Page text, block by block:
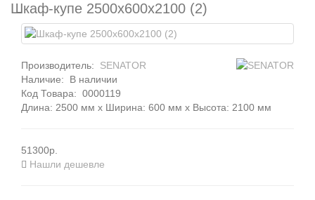
Шкаф-купе 2500x600x2100 (2)
Производитель:
SENATOR
Наличие: В наличии
Код Товара: 0000119
Длина: 2500 мм x Ширина: 600 мм x Высота: 2100 мм
51300р.
Нашли дешевле